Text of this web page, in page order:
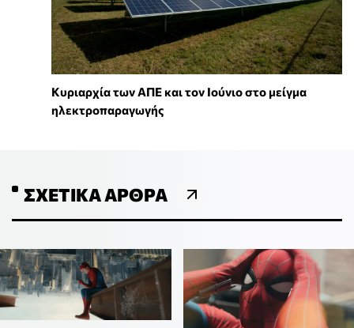
Κυριαρχία των ΑΠΕ και τον Ιούνιο στο μείγμα
ηλεκτροπαραγωγής
ΣΧΕΤΙΚΆ ΆΡΘΡΑ